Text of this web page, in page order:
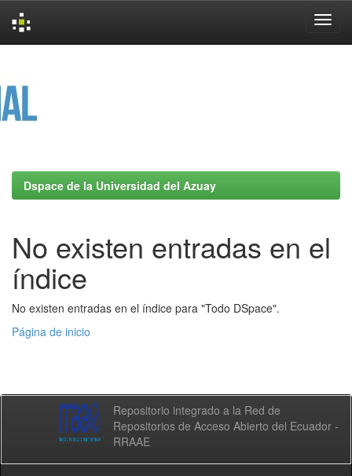
Dspace de la Universidad del Azuay
No existen entradas en el
índice
No existen entradas en el índice para "Todo DSpace".
Página de inicio
Repositorio integrado a la Red de
Repositorios de Acceso Abierto del Ecuador -
RRAAE